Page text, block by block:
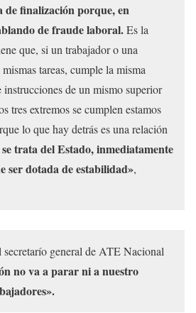
de finalización porque, en
de fraude laboral.Es la
que, si un trabajador o una
tareas, cumple la misma
de un mismo superior
tres extremos se cumplen estamos
lo que hay detrás es una relación
trata del Estado, inmediatamente
ser dotada de estabilidad»,
secretarío general de ATE Nacional
no va a parar ni a nuestro